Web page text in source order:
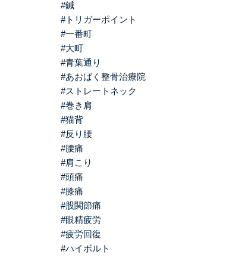
#鍼
#トリガーポイント
#一番町
#大町
#青葉通り
#あおばく整骨治療院
#ストレートネック
#巻き肩
#猫背
#反り腰
#腰痛
#肩こり
#頭痛
#膝痛
#股関節痛
#眼精疲労
#疲労回復
#ハイボルト